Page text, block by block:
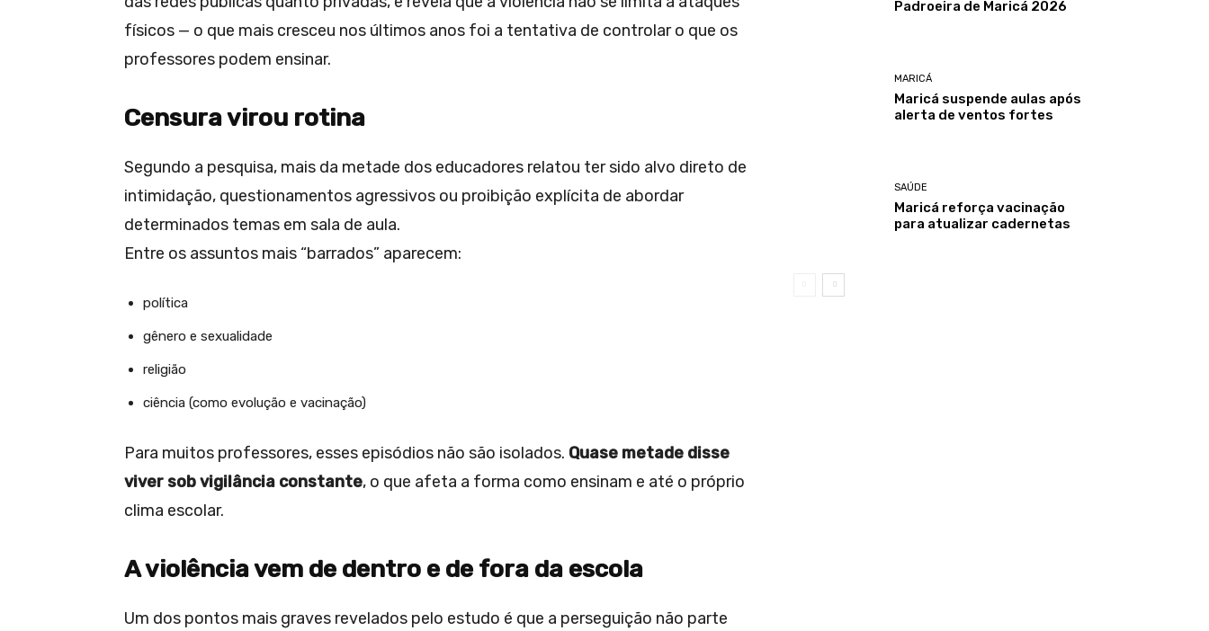
físicos — o que mais cresceu nos últimos anos foi a tentativa de controlar o que os
professores podem ensinar.
Censura virou rotina
Segundo a pesquisa, mais da metade dos educadores relatou ter sido alvo direto de
intimidação, questionamentos agressivos ou proibição explícita de abordar
determinados temas em sala de aula.
Entre os assuntos mais “barrados” aparecem:
política
gênero e sexualidade
religião
ciência (como evolução e vacinação)
Para muitos professores, esses episódios não são isolados. Quase metade disse
viver sob vigilância constante, o que afeta a forma como ensinam e até o próprio
clima escolar.
A violência vem de dentro e de fora da escola
Um dos pontos mais graves revelados pelo estudo é que a perseguição não parte
Padroeira de Maricá 2026
MARICÁ
Maricá suspende aulas após
alerta de ventos fortes
SAÚDE
Maricá reforça vacinação
para atualizar cadernetas